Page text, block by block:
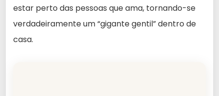
estar perto das pessoas que ama, tornando-se
verdadeiramente um “gigante gentil” dentro de
casa.